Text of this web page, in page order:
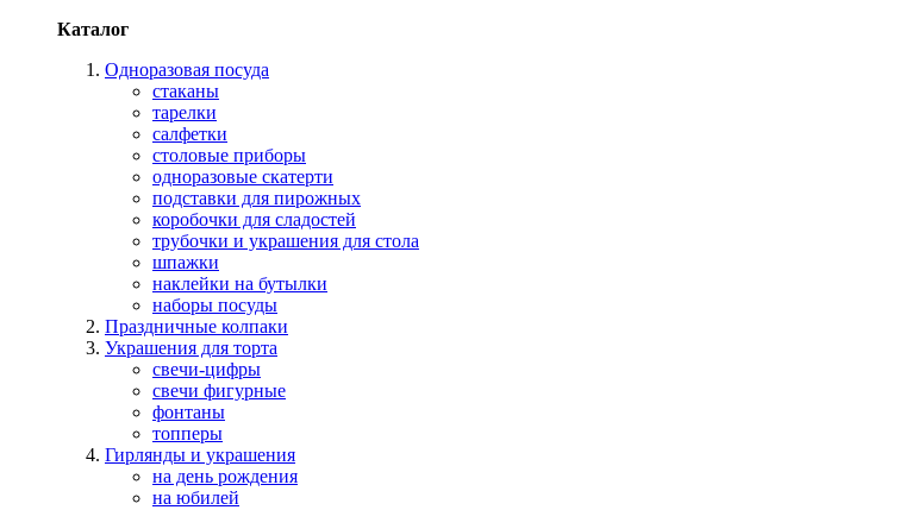
Каталог
Одноразовая посуда
стаканы
тарелки
салфетки
столовые приборы
одноразовые скатерти
подставки для пирожных
коробочки для сладостей
трубочки и украшения для стола
шпажки
наклейки на бутылки
наборы посуды
Праздничные колпаки
Украшения для торта
свечи-цифры
свечи фигурные
фонтаны
топперы
Гирлянды и украшения
на день рождения
на юбилей